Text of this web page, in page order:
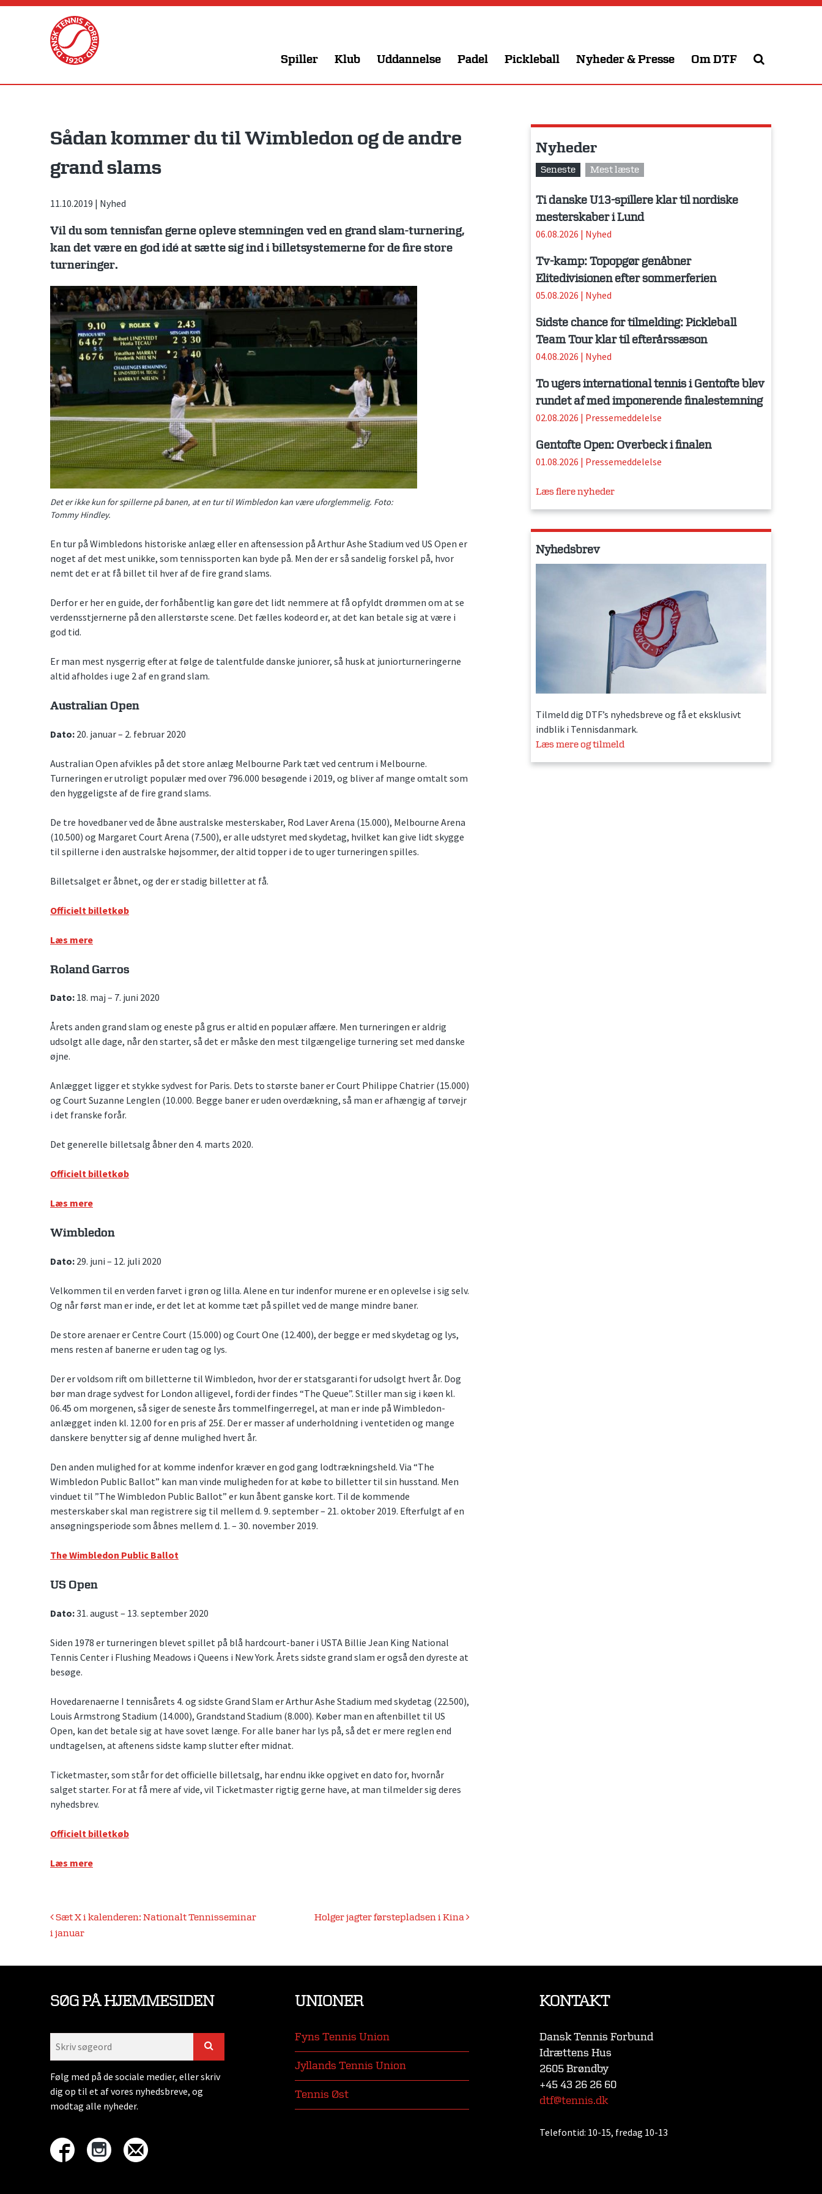
Skip
Spiller Klub Uddannelse Padel Pickleball Nyheder & Presse Om DTF
Sådan kommer du til Wimbledon og de andre
grand slams
11.10.2019 | Nyhed
Vil du som tennisfan gerne opleve stemningen ved en grand slam-turnering,
kan det være en god idé at sætte sig ind i billetsystemerne for de fire store
turneringer.
Det er ikke kun for spillerne på banen, at en tur til Wimbledon kan være uforglemmelig. Foto:
Tommy Hindley.
En tur på Wimbledons historiske anlæg eller en aftensession på Arthur Ashe Stadium ved US Open er
noget af det mest unikke, som tennissporten kan byde på. Men der er så sandelig forskel på, hvor
nemt det er at få billet til hver af de fire grand slams.
Derfor er her en guide, der forhåbentlig kan gøre det lidt nemmere at få opfyldt drømmen om at se
verdensstjernerne på den allerstørste scene. Det fælles kodeord er, at det kan betale sig at være i
god tid.
Er man mest nysgerrig efter at følge de talentfulde danske juniorer, så husk at juniorturneringerne
altid afholdes i uge 2 af en grand slam.
Australian Open
Dato: 20. januar – 2. februar 2020
Australian Open afvikles på det store anlæg Melbourne Park tæt ved centrum i Melbourne.
Turneringen er utroligt populær med over 796.000 besøgende i 2019, og bliver af mange omtalt som
den hyggeligste af de fire grand slams.
De tre hovedbaner ved de åbne australske mesterskaber, Rod Laver Arena (15.000), Melbourne Arena
(10.500) og Margaret Court Arena (7.500), er alle udstyret med skydetag, hvilket kan give lidt skygge
til spillerne i den australske højsommer, der altid topper i de to uger turneringen spilles.
Billetsalget er åbnet, og der er stadig billetter at få.
Officielt billetkøb
Læs mere
Roland Garros
Dato: 18. maj – 7. juni 2020
Årets anden grand slam og eneste på grus er altid en populær affære. Men turneringen er aldrig
udsolgt alle dage, når den starter, så det er måske den mest tilgængelige turnering set med danske
øjne.
Anlægget ligger et stykke sydvest for Paris. Dets to største baner er Court Philippe Chatrier (15.000)
og Court Suzanne Lenglen (10.000. Begge baner er uden overdækning, så man er afhængig af tørvejr
i det franske forår.
Det generelle billetsalg åbner den 4. marts 2020.
Officielt billetkøb
Læs mere
Wimbledon
Dato: 29. juni – 12. juli 2020
Velkommen til en verden farvet i grøn og lilla. Alene en tur indenfor murene er en oplevelse i sig selv.
Og når først man er inde, er det let at komme tæt på spillet ved de mange mindre baner.
De store arenaer er Centre Court (15.000) og Court One (12.400), der begge er med skydetag og lys,
mens resten af banerne er uden tag og lys.
Der er voldsom rift om billetterne til Wimbledon, hvor der er statsgaranti for udsolgt hvert år. Dog
bør man drage sydvest for London alligevel, fordi der findes “The Queue”. Stiller man sig i køen kl.
06.45 om morgenen, så siger de seneste års tommelfingerregel, at man er inde på Wimbledon-
anlægget inden kl. 12.00 for en pris af 25£. Der er masser af underholdning i ventetiden og mange
danskere benytter sig af denne mulighed hvert år.
Den anden mulighed for at komme indenfor kræver en god gang lodtrækningsheld. Via “The
Wimbledon Public Ballot” kan man vinde muligheden for at købe to billetter til sin husstand. Men
vinduet til ”The Wimbledon Public Ballot” er kun åbent ganske kort. Til de kommende
mesterskaber skal man registrere sig til mellem d. 9. september – 21. oktober 2019. Efterfulgt af en
ansøgningsperiode som åbnes mellem d. 1. – 30. november 2019.
The Wimbledon Public Ballot
US Open
Dato:31. august – 13. september 2020
Siden 1978 er turneringen blevet spillet på blå hardcourt-baner i USTA Billie Jean King National
Tennis Center i Flushing Meadows i Queens i New York. Årets sidste grand slam er også den dyreste at
besøge.
Hovedarenaerne I tennisårets 4. og sidste Grand Slam er Arthur Ashe Stadium med skydetag (22.500),
Louis Armstrong Stadium (14.000), Grandstand Stadium (8.000). Køber man en aftenbillet til US
Open, kan det betale sig at have sovet længe. For alle baner har lys på, så det er mere reglen end
undtagelsen, at aftenens sidste kamp slutter efter midnat.
Ticketmaster, som står for det officielle billetsalg, har endnu ikke opgivet en dato for, hvornår
salget starter. For at få mere af vide, vil Ticketmaster rigtig gerne have, at man tilmelder sig deres
nyhedsbrev.
Officielt billetkøb
Læs mere
Indlægsnavigation
Sæt X i kalenderen: Nationalt Tennisseminar
i januar
Holger jagter førstepladsen i Kina
Nyheder
Seneste Mest læste
Ti danske U13-spillere klar til nordiske
mesterskaber i Lund
06.08.2026 | Nyhed
Tv-kamp: Topopgør genåbner
Elitedivisionen efter sommerferien
05.08.2026 | Nyhed
Sidste chance for tilmelding: Pickleball
Team Tour klar til efterårssæson
04.08.2026 | Nyhed
To ugers international tennis i Gentofte blev
rundet af med imponerende finalestemning
02.08.2026 | Pressemeddelelse
Gentofte Open: Overbeck i finalen
01.08.2026 | Pressemeddelelse
Læs flere nyheder
Nyhedsbrev
Tilmeld dig DTF’s nyhedsbreve og få et eksklusivt
indblik i Tennisdanmark.
Læs mere og tilmeld
SØG PÅ HJEMMESIDEN
Følg med på de sociale medier, eller skriv
dig op til et af vores nyhedsbreve, og
modtag alle nyheder.
UNIONER
Fyns Tennis Union
Jyllands Tennis Union
Tennis Øst
KONTAKT
Dansk Tennis Forbund
Idrættens Hus
2605 Brøndby
+45 43 26 26 60
dtf@tennis.dk
Telefontid: 10-15, fredag 10-13